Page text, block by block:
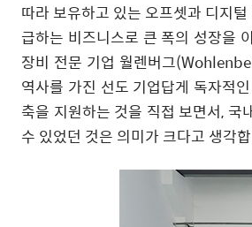
따라 보유하고 있는 오프셋과 디지
급하는 비즈니스로 큰 폭의 성장을
장비 전문 기업 월렌버그
역사를 가진 선도 기업답게 독자적
축을 지원하는 것을 직접 보면서,
수 있었던 것은 의미가 크다고 생각